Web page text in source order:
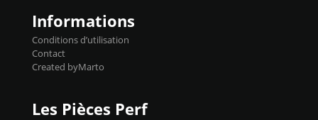
Informations
Conditions d’utilisation
Contact
Created byMarto
Les Pièces Perf